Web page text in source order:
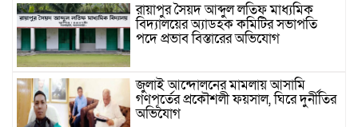
রায়াপুর সৈয়দ আব্দুল লতিফ মাধ্যমিক
বিদ্যালয়ের অ্যাডহক কমিটির সভাপতি
পদে প্রভাব বিস্তারের অভিযোগ
জুলাই আন্দোলনের মামলায় আসামি
গণপূর্তের প্রকৌশলী ফয়সাল, ঘিরে দুর্নীতির
অভিযোগ